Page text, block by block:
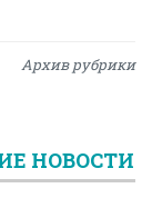
Архив рубрики
НОВОСТИ